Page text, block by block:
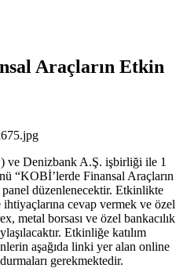
Araçların Etkin
ve Denizbank A.Ş. işbirliği ile 1
“KOBİ’lerde Finansal Araçların
düzenlenecektir. Etkinlikte
cevap vermek ve özel
metal borsası ve özel bankacılık
Etkinliğe katılım
aşağıda linki yer alan online
gerekmektedir.